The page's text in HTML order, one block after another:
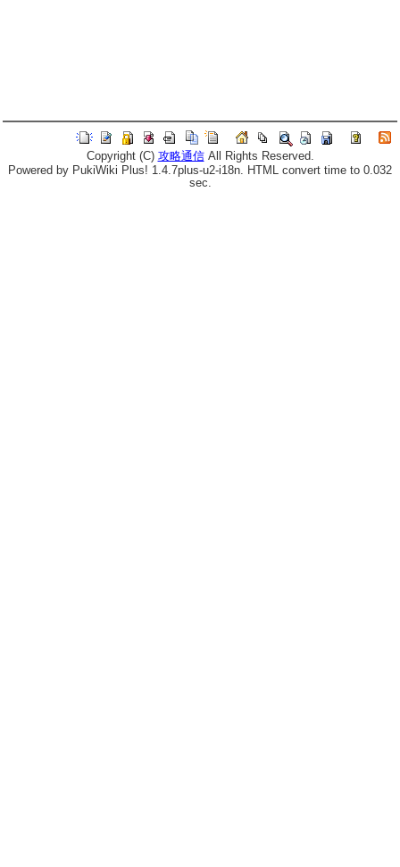
Copyright (C) 攻略通信All Rights Reserved.
Powered by PukiWiki Plus! 1.4.7plus-u2-i18n. HTML convert time to 0.032
sec.